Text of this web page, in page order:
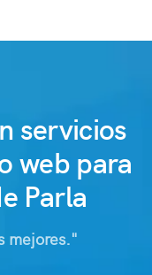
servicios
web para
Parla
mejores."